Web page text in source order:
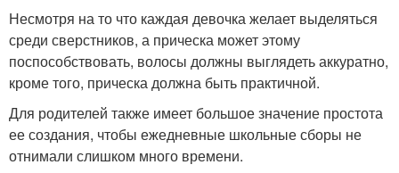
Несмотря на то что каждая девочка желает выделяться
среди сверстников, а прическа может этому
поспособствовать, волосы должны выглядеть аккуратно,
кроме того, прическа должна быть практичной.
Для родителей также имеет большое значение простота
ее создания, чтобы ежедневные школьные сборы не
отнимали слишком много времени.